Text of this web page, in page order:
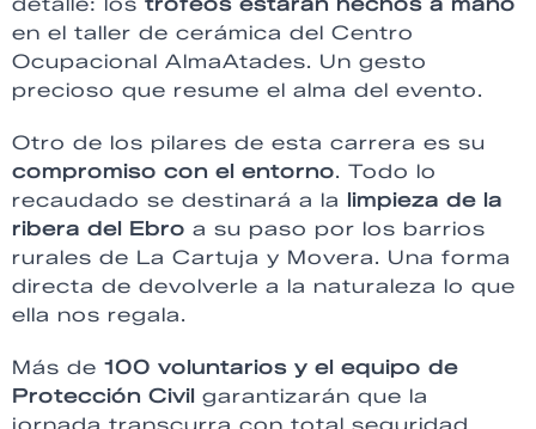
en el taller de cerámica del Centro
Ocupacional AlmaAtades. Un gesto
precioso que resume el alma del evento.
Otro de los pilares de esta carrera es su
compromiso con el entorno. Todo lo
recaudado se destinará a la limpieza de la
ribera del Ebro a su paso por los barrios
rurales de La Cartuja y Movera. Una forma
directa de devolverle a la naturaleza lo que
ella nos regala.
Más de 100 voluntarios y el equipo de
Protección Civil garantizarán que la
jornada transcurra con total seguridad,